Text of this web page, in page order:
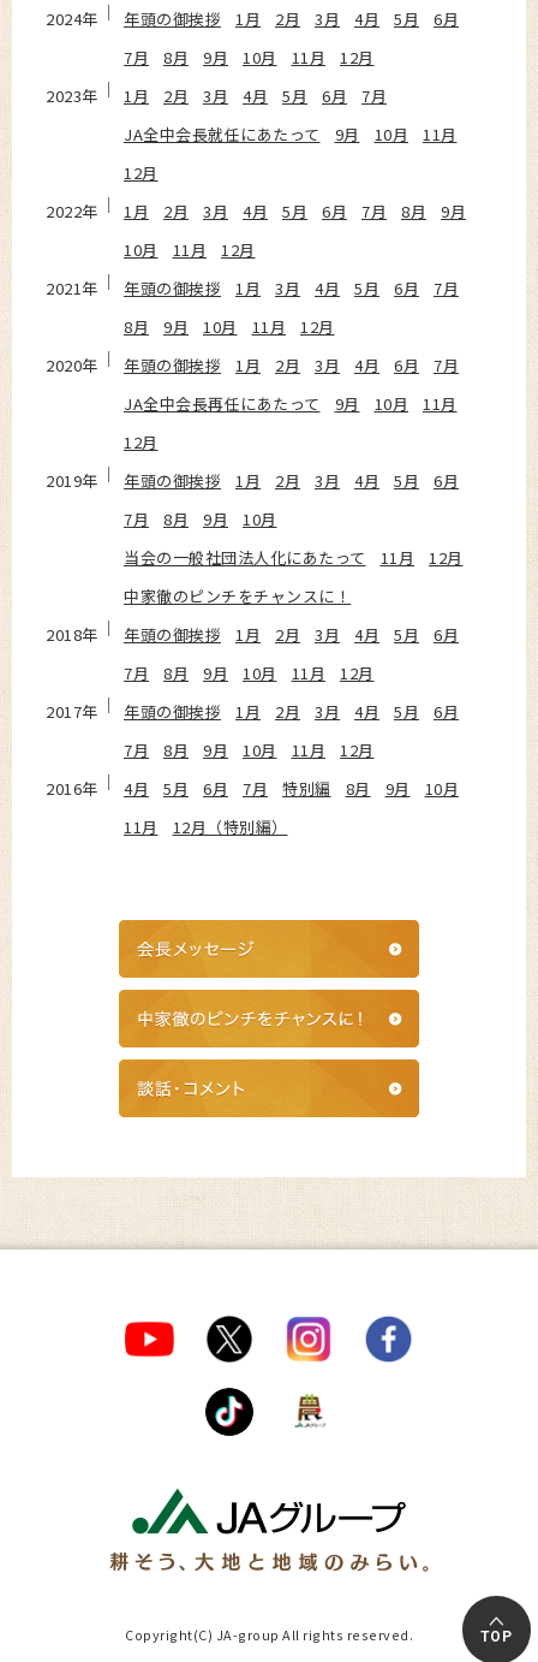
2024年
年頭の御挨拶 1月 2月 3月 4月 5月
6月
7月
8月 9月 10月 11月
12月
2023年
1月 2月 3月 4月 5月 6月
7月
JA全中会長就任にあたって
9月 10月
11月
12月
2022年
1月 2月 3月 4月 5月 6月 7月 8月
9月
10月
11月
12月
2021年
年頭の御挨拶 1月 3月 4月 5月 6月
7月
8月
9月 10月 11月
12月
2020年
年頭の御挨拶 1月 2月 3月 4月 6月
7月
JA全中会長再任にあたって
9月 10月
11月
12月
2019年
年頭の御挨拶 1月 2月 3月 4月 5月
6月
7月
8月 9月
10月
当会の一般社団法人化にあたって
11月
12月
中家徹のピンチをチャンスに！
2018年
年頭の御挨拶 1月 2月 3月 4月 5月
6月
7月
8月 9月 10月 11月
12月
2017年
年頭の御挨拶 1月 2月 3月 4月 5月
6月
7月
8月 9月 10月 11月
12月
2016年
4月 5月 6月 7月 特別編 8月 9月
10月
11月
12月（特別編）
Copyright(C) JA-group All rights reserved. TOP